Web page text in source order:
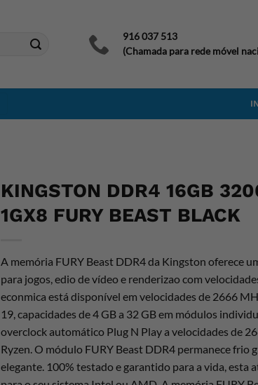
916 037 513
(Chamada para rede móvel
KINGSTON DDR4 16GB
1GX8 FURY BEAST BLACK
A memória FURY Beast DDR4 da Kingston oferece
para jogos, edio de vídeo e renderizao com
econmica está disponível em velocidades de 2666
19, capacidades de 4 GB a 32 GB em módulos
overclock automático Plug N Play a velocidades de
Ryzen. O módulo FURY Beast DDR4 permanece frio
elegante. 100% testado e garantido para a vida, esta